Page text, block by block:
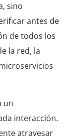
sino
antes de
de todos los
la red, la
un
interacción.
atravesar